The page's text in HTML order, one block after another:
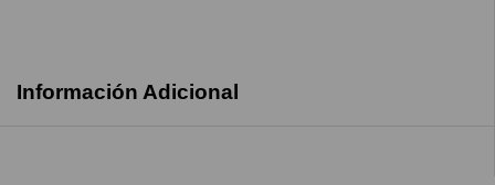
Información Adicional